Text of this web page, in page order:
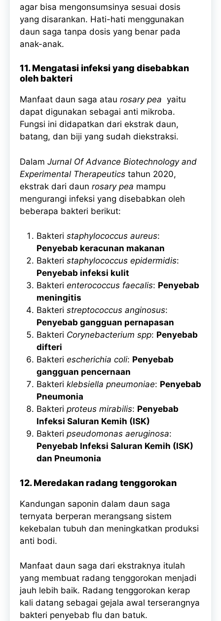
agar bisa mengonsumsinya sesuai dosis
yang disarankan. Hati-hati menggunakan
daun saga tanpa dosis yang benar pada
anak-anak.
11. Mengatasi infeksi yang disebabkan
oleh bakteri
Manfaat daun saga atau rosary pea yaitu
dapat digunakan sebagai anti mikroba.
Fungsi ini didapatkan dari ekstrak daun,
batang, dan biji yang sudah diekstraksi.
Dalam Jurnal Of Advance Biotechnology and
Experimental Therapeutics tahun 2020,
ekstrak dari daun rosary pea mampu
mengurangi infeksi yang disebabkan oleh
beberapa bakteri berikut:
Bakteri staphylococcus aureus:
Penyebab keracunan makanan
Bakteri staphylococcus epidermidis:
Penyebab infeksi kulit
Bakteri enterococcus faecalis: Penyebab
meningitis
Bakteri streptococcus anginosus:
Penyebab gangguan pernapasan
Bakteri Corynebacterium spp: Penyebab
difteri
Bakteri escherichia coli: Penyebab
gangguan pencernaan
Bakteri klebsiella pneumoniae: Penyebab
Pneumonia
Bakteri proteus mirabilis: Penyebab
Infeksi Saluran Kemih (ISK)
Bakteri pseudomonas aeruginosa:
Penyebab Infeksi Saluran Kemih (ISK)
dan Pneumonia
12. Meredakan radang tenggorokan
Kandungan saponin dalam daun saga
ternyata berperan merangsang sistem
kekebalan tubuh dan meningkatkan produksi
anti bodi.
Manfaat daun saga dari ekstraknya itulah
yang membuat radang tenggorokan menjadi
jauh lebih baik. Radang tenggorokan kerap
kali datang sebagai gejala awal terserangnya
bakteri penyebab flu dan batuk.